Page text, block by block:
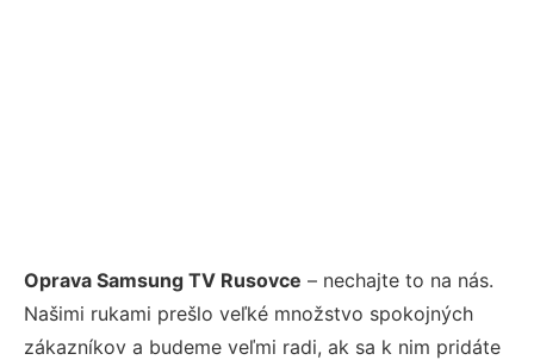
Oprava Samsung TV Rusovce – nechajte to na nás.
Našimi rukami prešlo veľké množstvo spokojných
zákazníkov a budeme veľmi radi, ak sa k nim pridáte